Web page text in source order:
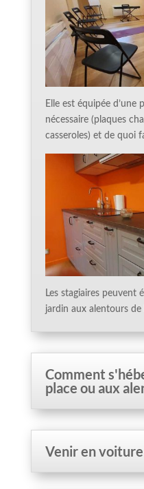
Elle est équipée d’une
nécessaire (plaques
casseroles) et de quoi
Les stagiaires peuvent
jardin aux alentours de
Comment
place ou aux
Venir en voiture